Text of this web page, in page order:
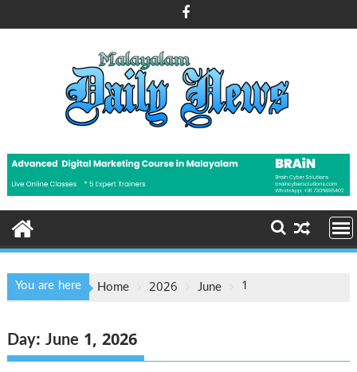
to
You are here Home 2026 June 1
Day:June 1, 2026